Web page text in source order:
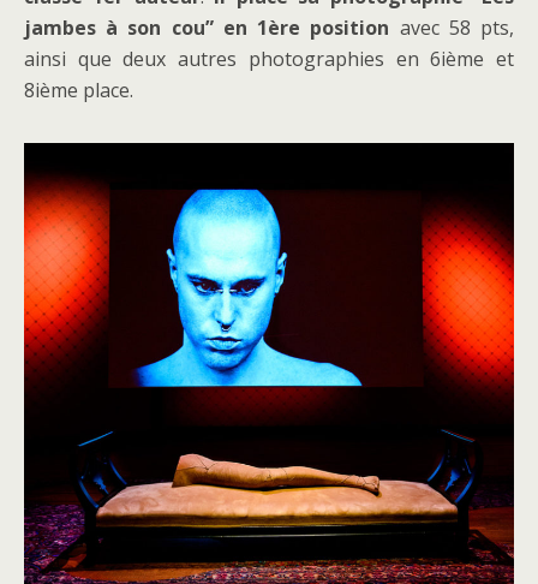
jambes à son cou” en 1ère position avec 58 pts,
ainsi que deux autres photographies en 6ième et
8ième place.